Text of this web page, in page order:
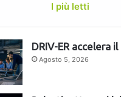
I più letti
DRIV-ER accelera
Agosto 5, 2026